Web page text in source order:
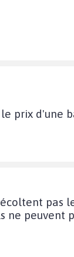
prix d'une
pas
peuvent